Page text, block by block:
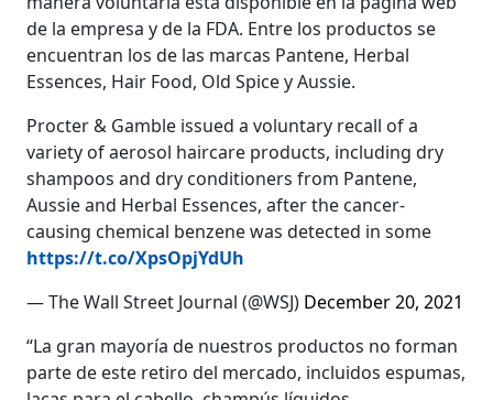
de la empresa y de la FDA. Entre los productos se
encuentran los de las marcas Pantene, Herbal
Essences, Hair Food, Old Spice y Aussie.
Procter & Gamble issued a voluntary recall of a
variety of aerosol haircare products, including dry
shampoos and dry conditioners from Pantene,
Aussie and Herbal Essences, after the cancer-
causing chemical benzene was detected in some
https://t.co/XpsOpjYdUh
— The Wall Street Journal (@WSJ) December 20, 2021
“La gran mayoría de nuestros productos no forman
parte de este retiro del mercado, incluidos espumas,